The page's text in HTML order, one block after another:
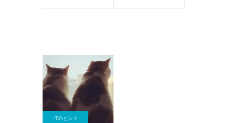
ITのヒント